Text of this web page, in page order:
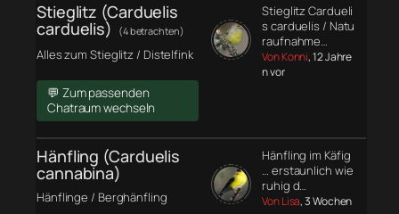
Stieglitz (Carduelis
carduelis) (4 betrachten)
Alles zum Stieglitz / Distelfink
💬 Zum passenden
Chatraum wechseln
Stieglitz Cardueli
s carduelis / Natu
raufnahme…
Von Konni, 12 Jahre
n vor
Hänfling (Carduelis
cannabina)
Hänflinge / Berghänfling
Hänfling im Käfig
… erstaunlich wie
ruhig d…
Von Lisa, 3 Wochen